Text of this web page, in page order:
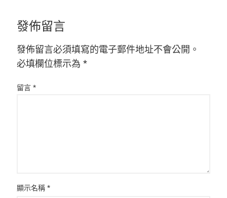
發佈留言
發佈留言必須填寫的電子郵件地址不會公開。
必填欄位標示為 *
留言 *
顯示名稱 *